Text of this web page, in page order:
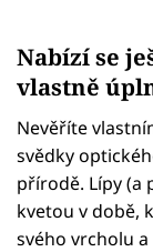
Nabízí se
vlastně
Nevěříte
svědky
přírodě. Lípy (a
kvetou v době,
svého vrcholu